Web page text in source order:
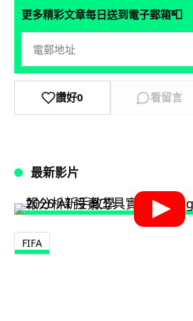
更多精彩文章每日送到電子郵箱📮
讚好0 看留言
最新影片
FIFA